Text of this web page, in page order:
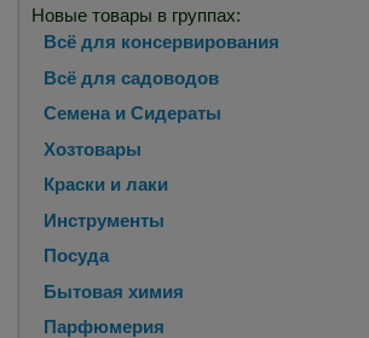
Новые товары в группах:
Всё для консервирования
Всё для садоводов
Семена и Сидераты
Хозтовары
Краски и лаки
Инструменты
Посуда
Бытовая химия
Парфюмерия